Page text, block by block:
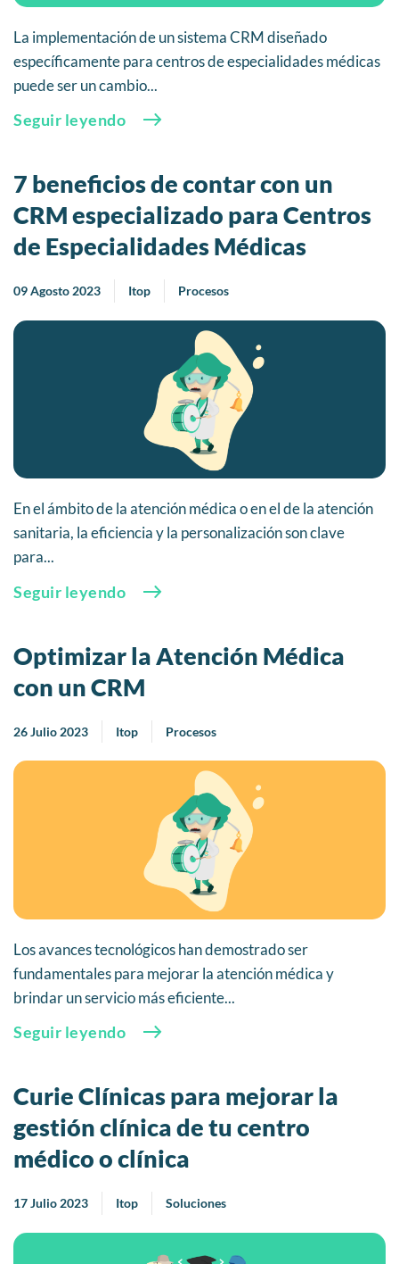
La implementación de un sistema CRM diseñado
específicamente para centros de especialidades médicas
puede ser un cambio...
Seguir leyendo
7 beneficios de contar con un
CRM especializado para Centros
de Especialidades Médicas
09 Agosto 2023 Itop Procesos
En el ámbito de la atención médica o en el de la atención
sanitaria, la eficiencia y la personalización son clave
para...
Seguir leyendo
Optimizar la Atención Médica
con un CRM
26 Julio 2023 Itop Procesos
Los avances tecnológicos han demostrado ser
fundamentales para mejorar la atención médica y
brindar un servicio más eficiente...
Seguir leyendo
Curie Clínicas para mejorar la
gestión clínica de tu centro
médico o clínica
17 Julio 2023 Itop Soluciones